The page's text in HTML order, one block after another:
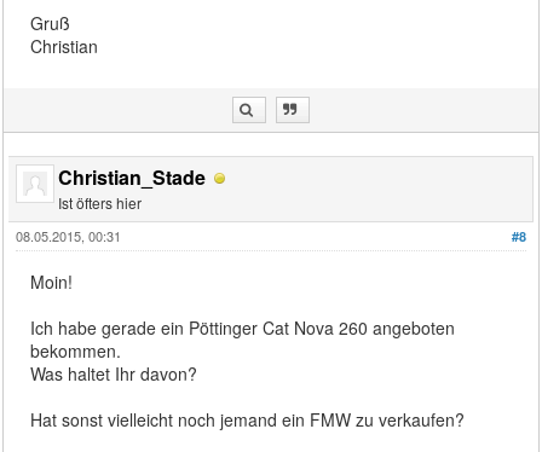
Gruß
Christian
Christian_Stade
Ist öfters hier
#8
08.05.2015, 00:31
Moin!
Ich habe gerade ein Pöttinger Cat Nova 260 angeboten
bekommen.
Was haltet Ihr davon?
Hat sonst vielleicht noch jemand ein FMW zu verkaufen?